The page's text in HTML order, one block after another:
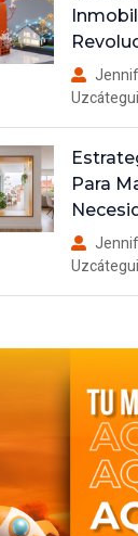
Uzcátegui
Para
Uzcátegui